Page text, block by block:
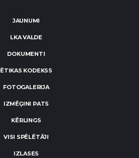
JAUNUMI
LKA VALDE
DOKUMENTI
ĒTIKAS KODEKSS
FOTOGALERIJA
IZMĒĢINI PATS
KĒRLINGS
VISI SPĒLĒTĀJI
IZLASES